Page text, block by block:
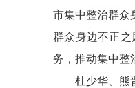
市集中整治群众
群众身边不正
务，推动集中整
杜少华、熊